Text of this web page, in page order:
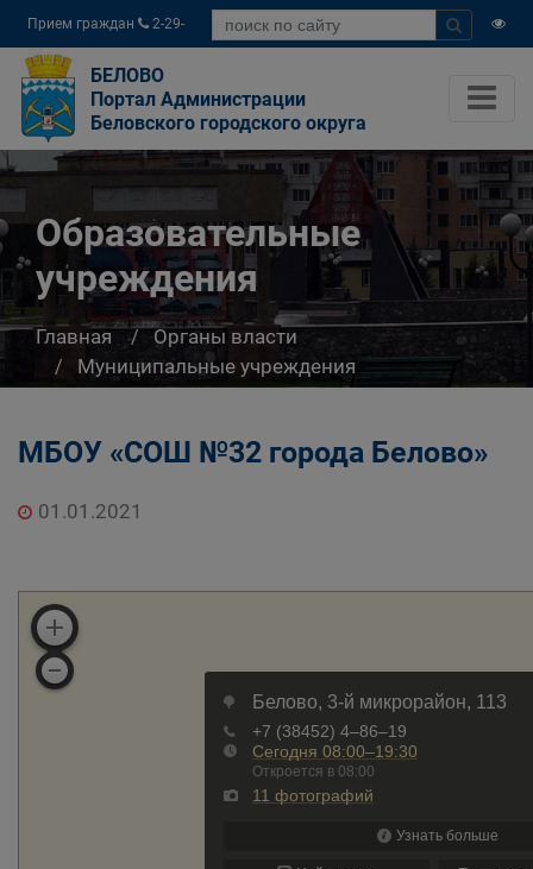
Прием граждан
2-29-
04
БЕЛОВО
Портал Администрации
Беловского городского округа
Образовательные
учреждения
Главная
Органы власти
Муниципальные учреждения
Управление образования Администрации
Система образования города Белово
МБОУ «СОШ №32 города Белово»
01.01.2021